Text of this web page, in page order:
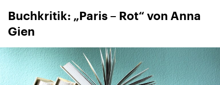
Buchkritik: „Paris – Rot“ von Anna
Gien